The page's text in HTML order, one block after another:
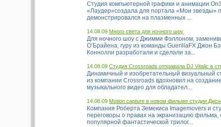
Студия компьютерной графики и анимации
«Лаудер»создала для портала «Мои звезды»
демонстрировался на плазменных ...
14.08.09Много света для ночного шоу
Для ночного шоу с Джимми Фэллоном,
О’Брайена, гуру из команды GuerillaFX Джон
Коннолли разработали и сделали за...
14.08.09Студия Crossroads отправила DJ Vitalic в
Динамичный и изобретательный визуальный
из компании Crossroads вдохновил на
музыкального видео для обладател...
14.08.09Motion capture в новом фильме студии
Компания Роберта Земекиса Imagemovers и
переговоры о правах на экранизацию фильма,
популярной фантастической трилог...